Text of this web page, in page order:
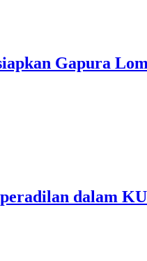
Gapura
dalam